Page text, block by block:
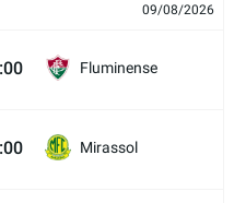
09/08/2026
Fluminense
Mirassol